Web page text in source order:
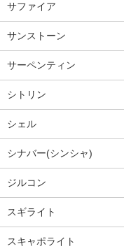
サファイア
サンストーン
サーペンティン
シトリン
シェル
シナバー(シンシャ)
ジルコン
スギライト
スキャポライト